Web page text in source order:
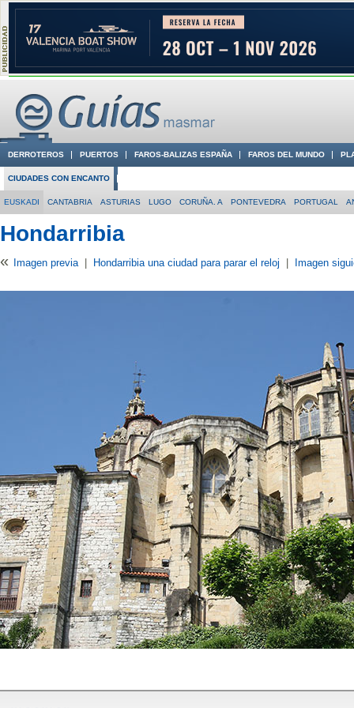
DERROTEROS PUERTOS FAROS-BALIZAS ESPAÑA FAROS DEL MUNDO
CIUDADES CON ENCANTO
EUSKADI CANTABRIA ASTURIAS LUGO CORUÑA. A PONTEVEDRA PORTUGAL
Hondarribia
« Imagen previa | Hondarribia una ciudad para parar el reloj | Imagen